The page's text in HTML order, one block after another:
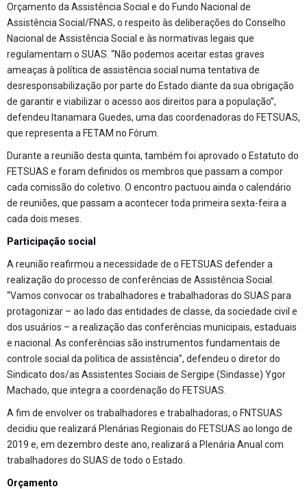
Orçamento da Assistência Social e do Fundo Nacional de
Assistência Social/FNAS, o respeito às deliberações do Conselho
Nacional de Assistência Social e às normativas legais que
regulamentam o SUAS. “Não podemos aceitar estas graves
ameaças à política de assistência social numa tentativa de
desresponsabilização por parte do Estado diante da sua obrigação
de garantir e viabilizar o acesso aos direitos para a população”,
defendeu Itanamara Guedes, uma das coordenadoras do FETSUAS,
que representa a FETAM no Fórum.
Durante a reunião desta quinta, também foi aprovado o Estatuto do
FETSUAS e foram definidos os membros que passam a compor
cada comissão do coletivo. O encontro pactuou ainda o calendário
de reuniões, que passam a acontecer toda primeira sexta-feira a
cada dois meses.
Participação social
A reunião reafirmou a necessidade de o FETSUAS defender a
realização do processo de conferências de Assistência Social.
“Vamos convocar os trabalhadores e trabalhadoras do SUAS para
protagonizar – ao lado das entidades de classe, da sociedade civil e
dos usuários – a realização das conferências municipais, estaduais
e nacional. As conferências são instrumentos fundamentais de
controle social da política de assistência”, defendeu o diretor do
Sindicato dos/as Assistentes Sociais de Sergipe (Sindasse) Ygor
Machado, que integra a coordenação do FETSUAS.
A fim de envolver os trabalhadores e trabalhadoras, o FNTSUAS
decidiu que realizará Plenárias Regionais do FETSUAS ao longo de
2019 e, em dezembro deste ano, realizará a Plenária Anual com
trabalhadores do SUAS de todo o Estado.
Orçamento